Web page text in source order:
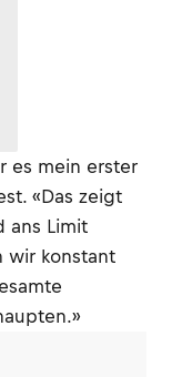
es mein erster
«Das zeigt
ans Limit
wir konstant